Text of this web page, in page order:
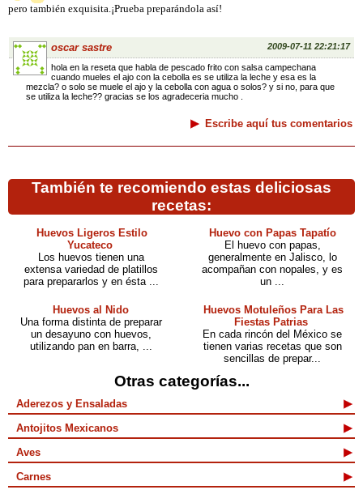
pero también exquisita.¡Prueba preparándola así!
oscar sastre 2009-07-11 22:21:17
hola en la reseta que habla de pescado frito con salsa campechana
cuando mueles el ajo con la cebolla es se utiliza la leche y esa es la
mezcla? o solo se muele el ajo y la cebolla con agua o solos? y si no, para que
se utiliza la leche?? gracias se los agradeceria mucho .
Escribe aquí tus comentarios
También te recomiendo estas deliciosas
recetas:
Huevos Ligeros Estilo
Yucateco
Los huevos tienen una
extensa variedad de platillos
para prepararlos y en ésta ...
Huevo con Papas Tapatío
El huevo con papas,
generalmente en Jalisco, lo
acompañan con nopales, y es
un ...
Huevos al Nido
Una forma distinta de preparar
un desayuno con huevos,
utilizando pan en barra, ...
Huevos Motuleños Para Las
Fiestas Patrias
En cada rincón del México se
tienen varias recetas que son
sencillas de prepar...
Otras categorías...
Aderezos y Ensaladas
Antojitos Mexicanos
Aves
Carnes